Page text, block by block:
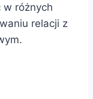
w różnych
relacji z